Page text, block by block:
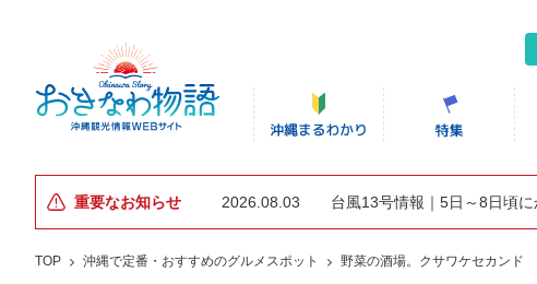
重要なお知らせ 2026.08.03 台風13号情報｜5日～8日頃
TOP 沖縄で定番・おすすめのグルメスポット 野菜の酒場。クサワケセカンド